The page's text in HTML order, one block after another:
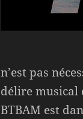
n’est pas
délire musical
BTBAM est